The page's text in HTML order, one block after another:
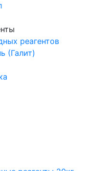
реагентов
(Галит)